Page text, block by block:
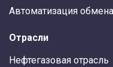
Автоматизация
Отрасли
Нефтегазовая отрасль